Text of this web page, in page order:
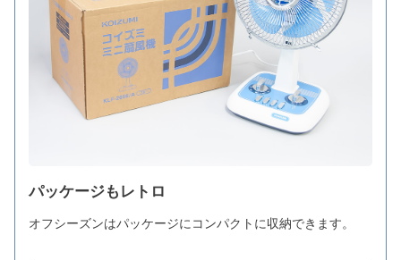
パッケージもレトロ
オフシーズンはパッケージにコンパクトに収納できます。